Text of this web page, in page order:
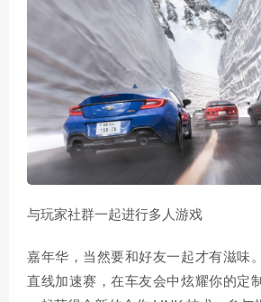
与玩家社群一起进行多人游戏
嘉年华，当然要和好友一起才有滋味
直线加速赛，在车友会中炫耀你的定